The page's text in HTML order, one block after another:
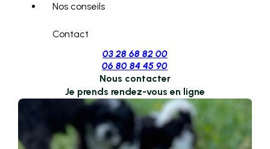
Nos conseils
Contact
03 28 68 82 00
06 80 84 45 90
Nous contacter
Je prends rendez-vous en ligne